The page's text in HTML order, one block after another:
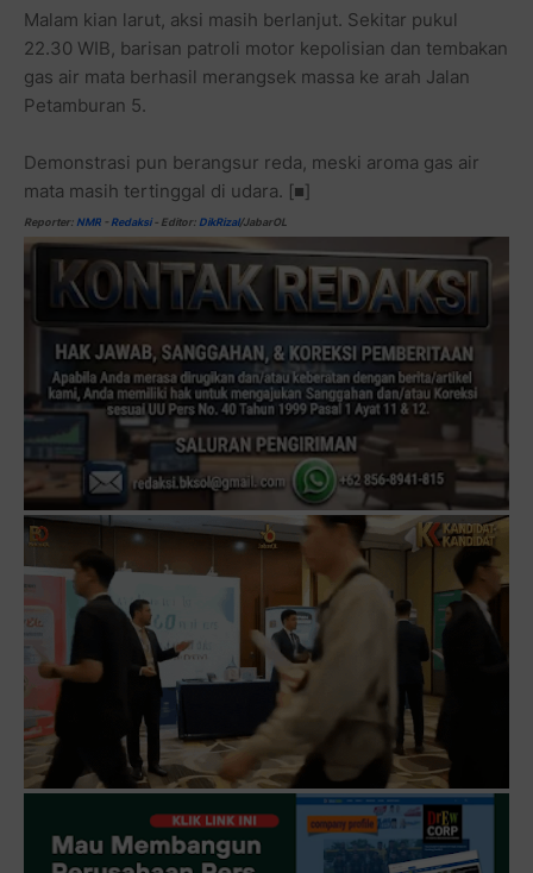
Malam kian larut, aksi masih berlanjut. Sekitar pukul
22.30 WIB, barisan patroli motor kepolisian dan tembakan
gas air mata berhasil merangsek massa ke arah Jalan
Petamburan 5.
Demonstrasi pun berangsur reda, meski aroma gas air
mata masih tertinggal di udara. [■]
Reporter: NMR - Redaksi- Editor: DikRizal/JabarOL